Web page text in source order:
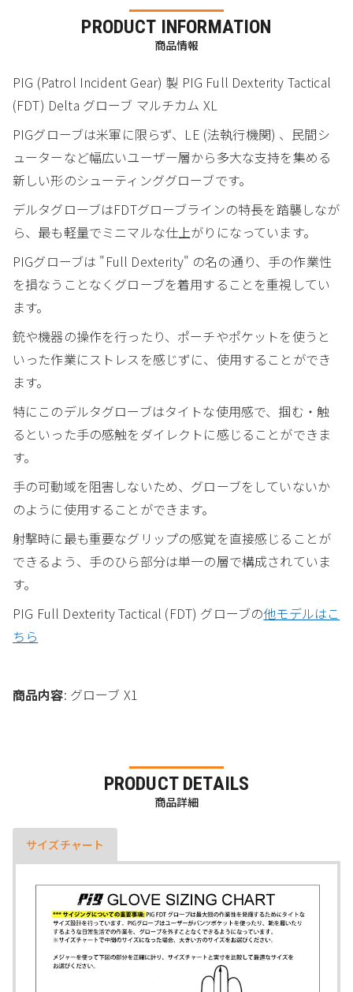
PRODUCT INFORMATION
商品情報
PIG (Patrol Incident Gear) 製 PIG Full Dexterity Tactical
(FDT) Delta グローブ マルチカム XL
PIGグローブは米軍に限らず、LE (法執行機関) 、民間シ
ューターなど幅広いユーザー層から多大な支持を集める
新しい形のシューティンググローブです。
デルタグローブはFDTグローブラインの特長を踏襲しなが
ら、最も軽量でミニマルな仕上がりになっています。
PIGグローブは "Full Dexterity" の名の通り、手の作業性
を損なうことなくグローブを着用することを重視してい
ます。
銃や機器の操作を行ったり、ポーチやポケットを使うと
いった作業にストレスを感じずに、使用することができ
ます。
特にこのデルタグローブはタイトな使用感で、掴む・触
るといった手の感触をダイレクトに感じることができま
す。
手の可動域を阻害しないため、グローブをしていないか
のように使用することができます。
射撃時に最も重要なグリップの感覚を直接感じることが
できるよう、手のひら部分は単一の層で構成されていま
す。
PIG Full Dexterity Tactical (FDT) グローブの他モデルはこ
ちら
商品内容: グローブ X1
PRODUCT DETAILS
商品詳細
サイズチャート